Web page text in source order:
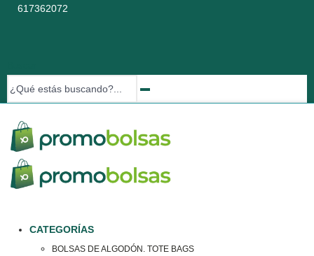
617362072
CATEGORÍAS
BOLSAS DE ALGODÓN. TOTE BAGS